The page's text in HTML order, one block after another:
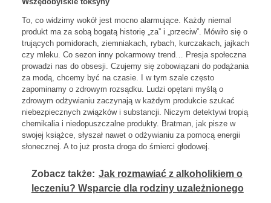
To, co widzimy wokół jest mocno alarmujące. Każdy niemal
produkt ma za sobą bogatą historię „za” i „przeciw”. Mówiło się o
trujących pomidorach, ziemniakach, rybach, kurczakach, jajkach
czy mleku. Co sezon inny pokarmowy trend… Presja społeczna
prowadzi nas do obsesji. Czujemy się zobowiązani do podążania
za modą, chcemy być na czasie. I w tym szale często
zapominamy o zdrowym rozsądku. Ludzi opętani myślą o
zdrowym odżywianiu zaczynają w każdym produkcie szukać
niebezpiecznych związków i substancji. Niczym detektywi tropią
chemikalia i niedopuszczalne produkty. Bratman, jak pisze w
swojej książce, słyszał nawet o odżywianiu za pomocą energii
słonecznej. A to już prosta droga do śmierci głodowej.
Zobacz także: Jak rozmawiać z alkoholikiem o
leczeniu? Wsparcie dla rodziny uzależnionego